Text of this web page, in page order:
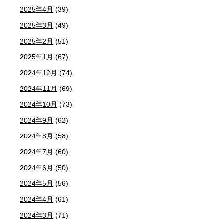
2025年4月 (39)
2025年3月 (49)
2025年2月 (51)
2025年1月 (67)
2024年12月 (74)
2024年11月 (69)
2024年10月 (73)
2024年9月 (62)
2024年8月 (58)
2024年7月 (60)
2024年6月 (50)
2024年5月 (56)
2024年4月 (61)
2024年3月 (71)